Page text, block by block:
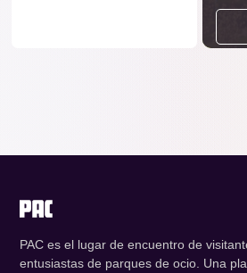
PAC es el lugar de encuentro de
entusiastas de parques de ocio. Una